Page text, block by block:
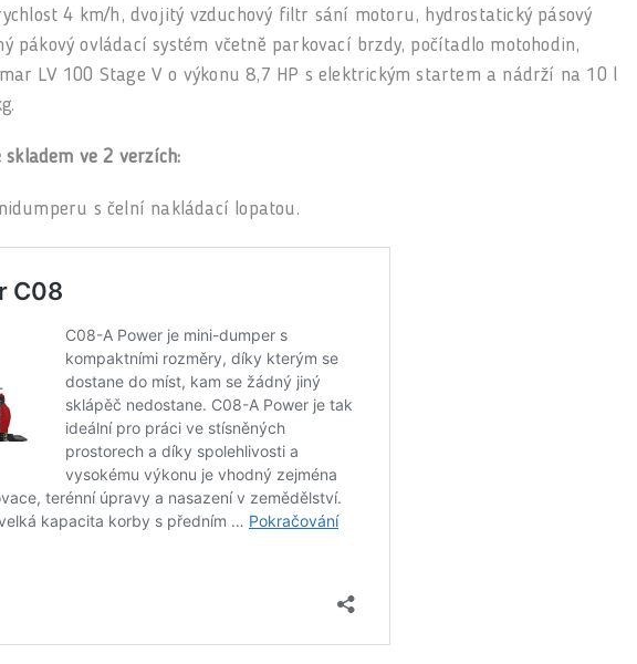
4 km/h, dvojitý vzduchový filtr sání motoru, hydrostatický pásový
pákový ovládací systém včetně parkovací brzdy, počítadlo motohodin,
LV 100 Stage V o výkonu 8,7 HP s elektrickým startem a nádrží na 10 l
ve 2 verzích:
s čelní nakládací lopatou.